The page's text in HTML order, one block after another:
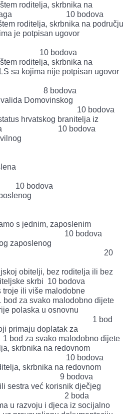
roditelja, skrbnika na
Paga 10 bodova
roditelja, skrbnika na području
je potpisan ugovor
roditelja, skrbnika na
sa kojima nije potpisan ugovor
Domovinskog
bodova
hrvatskog branitelja iz
rata 10 bodova
s jednim, zaposlenim
10 bodova
zaposlenog
20
obitelji, bez roditelja ili bez
skrbi 10 bodova
troje ili više malodobne
svako malodobno dijete
polaska u osnovnu
1 bod
primaju doplatak za
svako malodobno dijete
skrbnika na redovnom
10 bodova
skrbnika na redovnom
9 bodova
sestra već korisnik dječjeg
2 boda
u razvoju i djeca iz socijalno